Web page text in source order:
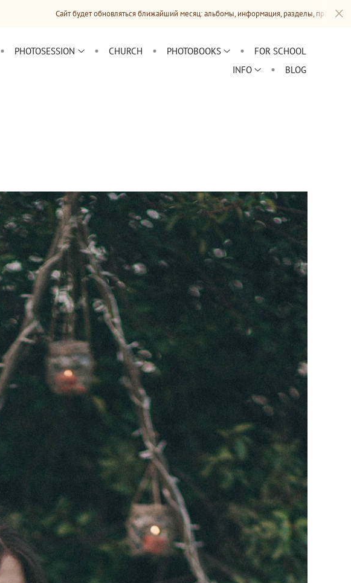
PHOTOSESSION CHURCH PHOTOBOOKS
FOR SCHOOL
INFO
BLOG
Сайт будет обновляться ближайший месяц: альбомы, информация, разделы, прайсы